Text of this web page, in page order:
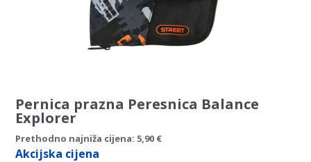
Pernica prazna Peresnica Balance
Explorer
Prethodno najniža cijena: 5,90 €
Akcijska cijena